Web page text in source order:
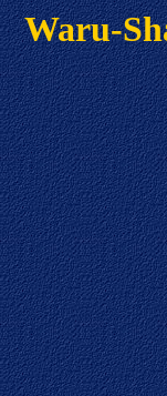
Waru-